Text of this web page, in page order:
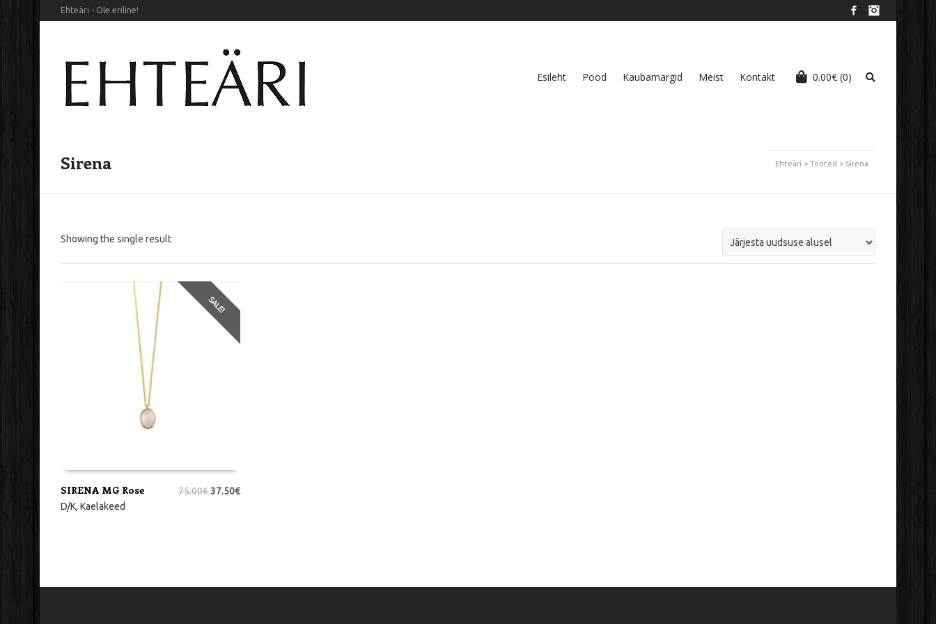
Ehteäri - Ole eriline! Facebook
0.00€ (0)
Esileht Pood Kaubamärgid Meist Kontakt
Sirena Ehteäri > Tooted > Sirena
Showing the single result
SALE!
LISA KORVI
SIRENA MG Rose
D/K, Kaelakeed
75.00€37.50€